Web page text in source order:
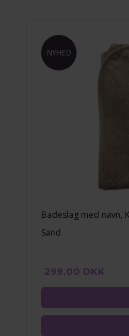
NYHED
Badeslag med navn,
Sand
299,00 DKK